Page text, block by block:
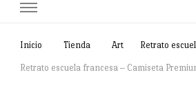
Inicio Tienda Art Retrato
Retrato escuela francesa – Camiseta